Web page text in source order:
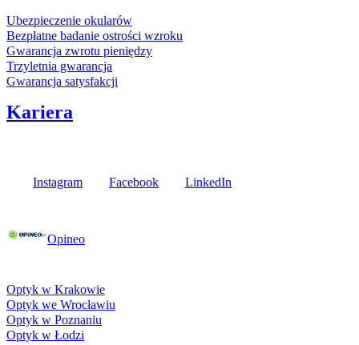
Ubezpieczenie okularów
Bezpłatne badanie ostrości wzroku
Gwarancja zwrotu pieniędzy
Trzyletnia gwarancja
Gwarancja satysfakcji
Kariera
Instagram Facebook LinkedIn
Opineo
Optyk w Krakowie
Optyk we Wrocławiu
Optyk w Poznaniu
Optyk w Łodzi